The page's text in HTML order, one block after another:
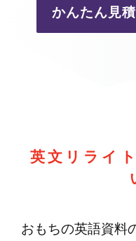
かんたん見
英文リライ
おもちの英語資料